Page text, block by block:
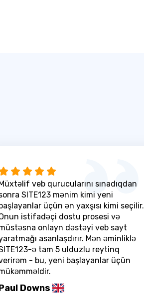
veb qurucularını sınadıqdan
SITE123 mənim kimi yeni
üçün ən yaxşısı kimi seçilir.
istifadəçi dostu prosesi və
onlayn dəstəyi veb sayt
asanlaşdırır. Mən əminliklə
ə tam 5 ulduzlu reytinq
- bu, yeni başlayanlar üçün
Downs